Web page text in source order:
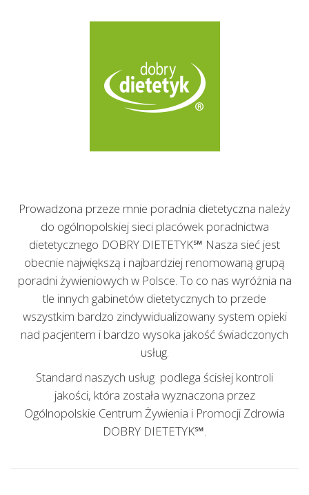
Prowadzona przeze mnie poradnia dietetyczna należy
do ogólnopolskiej sieci placówek poradnictwa
dietetycznego DOBRY DIETETYK℠ Nasza sieć jest
obecnie największą i najbardziej renomowaną grupą
poradni żywieniowych w Polsce. To co nas wyróżnia na
tle innych gabinetów dietetycznych to przede
wszystkim bardzo zindywidualizowany system opieki
nad pacjentem i bardzo wysoka jakość świadczonych
usług.
Standard naszych usług podlega ścisłej kontroli
jakości, która została wyznaczona przez
Ogólnopolskie Centrum Żywienia i Promocji Zdrowia
DOBRY DIETETYK℠.